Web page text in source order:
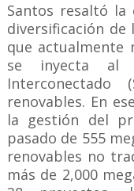
Santos resaltó
diversificación
que actualmente
se inyecta al
Interconectado
renovables. En
la gestión del
pasado de 555
renovables no
más de 2,000